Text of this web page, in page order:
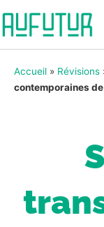
Accueil » Révisions
contemporaines